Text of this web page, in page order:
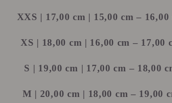
XXS | 17,00 cm | 15,00 cm – 16,00
XS | 18,00 cm | 16,00 cm – 17,00
S | 19,00 cm | 17,00 cm – 18,00
M | 20,00 cm | 18,00 cm – 19,00